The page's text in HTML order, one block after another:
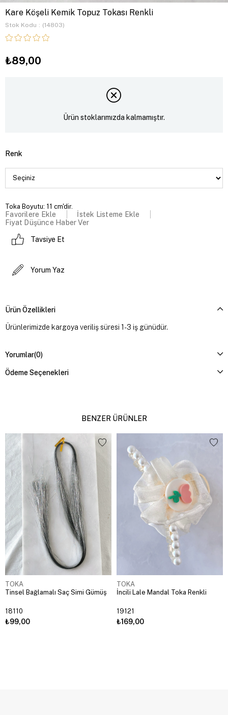
Kare Köşeli Kemik Topuz Tokası Renkli
Stok Kodu (14803)
₺89,00
Ürün stoklarımızda kalmamıştır.
Renk
Toka Boyutu: 11 cm'dir.
Favorilere Ekle
İstek Listeme Ekle
Fiyat Düşünce Haber Ver
Tavsiye Et
Yorum Yaz
Ürün Özellikleri
Ürünlerimizde kargoya veriliş süresi 1-3 iş günüdür.
Yorumlar(0)
Ödeme Seçenekleri
BENZER ÜRÜNLER
TOKA
Tinsel Bağlamalı Saç Simi Gümüş
18110
₺99,00
TOKA
İncili Lale Mandal Toka Renkli
19121
₺169,00